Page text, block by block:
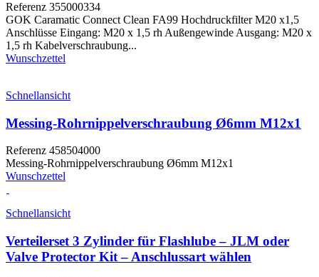
Referenz 355000334
GOK Caramatic Connect Clean FA99 Hochdruckfilter M20 x1,5
Anschlüsse Eingang: M20 x 1,5 rh Außengewinde Ausgang: M20 x
1,5 rh Kabelverschraubung...
Wunschzettel
Schnellansicht
Messing-Rohrnippelverschraubung Ø6mm M12x1
Referenz 458504000
Messing-Rohrnippelverschraubung Ø6mm M12x1
Wunschzettel
Schnellansicht
Verteilerset 3 Zylinder für Flashlube – JLM oder
Valve Protector Kit – Anschlussart wählen